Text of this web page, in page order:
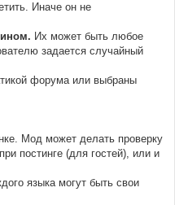
Иначе он не
Их может быть любое
задается случайный
форума или выбраны
Мод может делать проверку
постинге (для гостей), или и
языка могут быть свои